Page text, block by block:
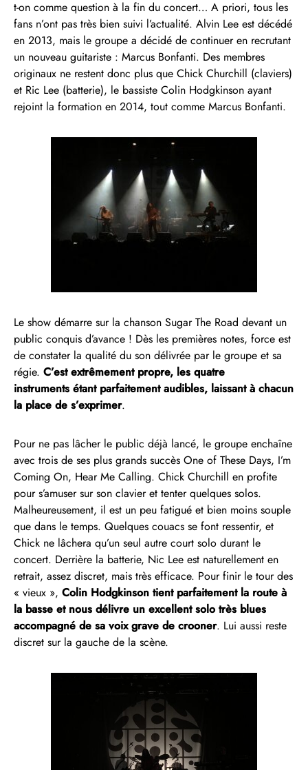
t-on comme question à la fin du concert… A priori, tous les
fans n’ont pas très bien suivi l’actualité. Alvin Lee est décédé
en 2013, mais le groupe a décidé de continuer en recrutant
un nouveau guitariste : Marcus Bonfanti. Des membres
originaux ne restent donc plus que Chick Churchill (claviers)
et Ric Lee (batterie), le bassiste Colin Hodgkinson ayant
rejoint la formation en 2014, tout comme Marcus Bonfanti.
Le show démarre sur la chanson Sugar The Road devant un
public conquis d’avance ! Dès les premières notes, force est
de constater la qualité du son délivrée par le groupe et sa
régie. C’est extrêmement propre, les quatre
instruments étant parfaitement audibles, laissant à chacun
la place de s’exprimer.
Pour ne pas lâcher le public déjà lancé, le groupe enchaîne
avec trois de ses plus grands succès One of These Days, I’m
Coming On, Hear Me Calling. Chick Churchill en profite
pour s’amuser sur son clavier et tenter quelques solos.
Malheureusement, il est un peu fatigué et bien moins souple
que dans le temps. Quelques couacs se font ressentir, et
Chick ne lâchera qu’un seul autre court solo durant le
concert. Derrière la batterie, Nic Lee est naturellement en
retrait, assez discret, mais très efficace. Pour finir le tour des
« vieux », Colin Hodgkinson tient parfaitement la route à
la basse et nous délivre un excellent solo très blues
accompagné de sa voix grave de crooner. Lui aussi reste
discret sur la gauche de la scène.